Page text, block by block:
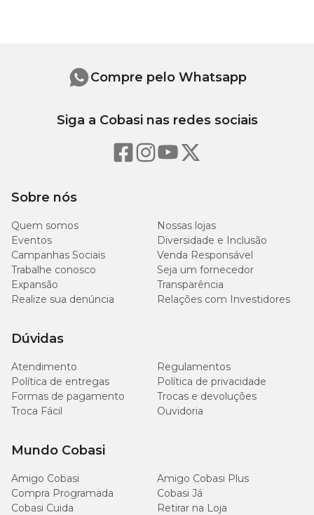
Matéria mineral
Ajuda a manter a saúde intestinal e a microflora benéfica
Facilita a administração de medicamentos de forma saborosa
Fonte de vitaminas essenciais para o bem-estar do seu pet
Feito com ingredientes de alta qualidade, seguros para cães
Petisco delicioso que contribui para a hidratação e nutrição do
Só na Cobasi você encontra o
Petisco Muffin de Coco Pet Dog
com um preço especial
. Não perca a chance de proporcionar
um mimo saboroso e saudável para o seu pet!
Sobre nós
Quem somos
Nossas lojas
Eventos
Diversidade e Inclusão
Campanhas Sociais
Venda Responsável
Trabalhe conosco
Seja um fornecedor
Expansão
Transparência
Realize sua denúncia
Relações com Investidores
Dúvidas
Atendimento
Regulamentos
Política de entregas
Política de privacidade
Formas de pagamento
Trocas e devoluções
Troca Fácil
Ouvidoria
Mundo Cobasi
Amigo Cobasi
Amigo Cobasi Plus
Compra Programada
Cobasi Já
Cobasi Cuida
Retirar na Loja
Compre pelo Whatsapp
Siga a Cobasi nas redes sociais